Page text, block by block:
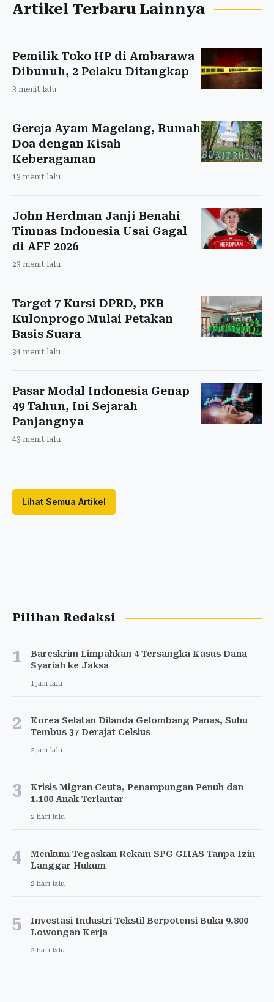
Artikel Terbaru Lainnya
Pemilik Toko HP di Ambarawa
Dibunuh, 2 Pelaku Ditangkap
3 menit lalu
Gereja Ayam Magelang, Rumah
Doa dengan Kisah
Keberagaman
13 menit lalu
John Herdman Janji Benahi
Timnas Indonesia Usai Gagal
di AFF 2026
23 menit lalu
Target 7 Kursi DPRD, PKB
Kulonprogo Mulai Petakan
Basis Suara
34 menit lalu
Pasar Modal Indonesia Genap
49 Tahun, Ini Sejarah
Panjangnya
43 menit lalu
Lihat Semua Artikel
Pilihan Redaksi
1
Bareskrim Limpahkan 4 Tersangka Kasus Dana
Syariah ke Jaksa
1 jam lalu
2
Korea Selatan Dilanda Gelombang Panas, Suhu
Tembus 37 Derajat Celsius
2 jam lalu
3
Krisis Migran Ceuta, Penampungan Penuh dan
1.100 Anak Terlantar
2 hari lalu
4
Menkum Tegaskan Rekam SPG GIIAS Tanpa Izin
Langgar Hukum
2 hari lalu
5
Investasi Industri Tekstil Berpotensi Buka 9.800
Lowongan Kerja
2 hari lalu